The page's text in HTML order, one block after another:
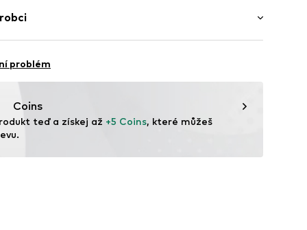
37% Polyamid - PA, 3% Elastan
problém
Coins
teď a získej až +5 Coins, které můžeš